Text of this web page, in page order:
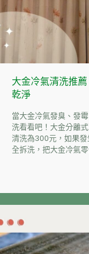
大金冷氣清洗推
乾淨
當大金冷氣發臭、發
洗看看吧！大金分離
清洗為300元，如果
全拆洗，把大金冷氣